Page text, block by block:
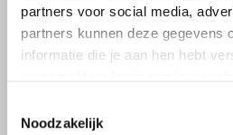
partners voor social media,
partners kunnen deze gegevens
informatie die je aan hen hebt
Noodzakelijk
Koop veilig en
Gratis verzending vanaf